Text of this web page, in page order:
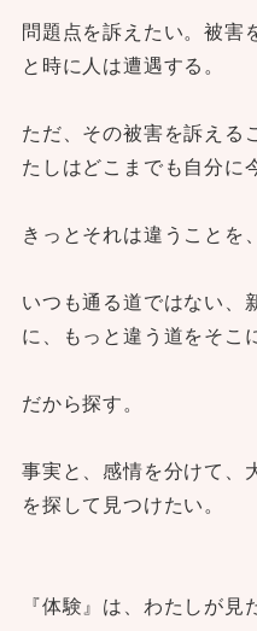
問題点を訴えたい。被害
と時に人は遭遇する。
ただ、その被害を訴える
たしはどこまでも自分に
きっとそれは違うことを
いつも通る道ではない、
に、もっと違う道をそこ
だから探す。
事実と、感情を分けて、
を探して見つけたい。
『体験』は、わたしが見